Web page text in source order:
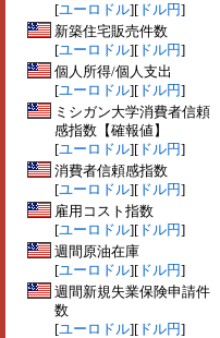
[ユーロドル][ ドル円]
新築住宅販売件数
[ユーロドル][ ドル円]
個人所得/個人支出
[ユーロドル][ ドル円]
ミシガン大学消費者信頼
感指数【確報値】
[ユーロドル][ ドル円]
消費者信頼感指数
[ユーロドル][ ドル円]
雇用コスト指数
[ユーロドル][ ドル円]
週間原油在庫
[ユーロドル][ ドル円]
週間新規失業保険申請件
数
[ユーロドル][ ドル円]